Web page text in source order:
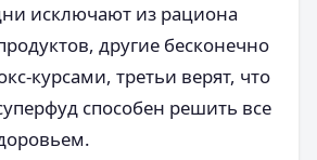
исключают из рациона
другие бесконечно
курсами, третьи верят, что
способен решить все